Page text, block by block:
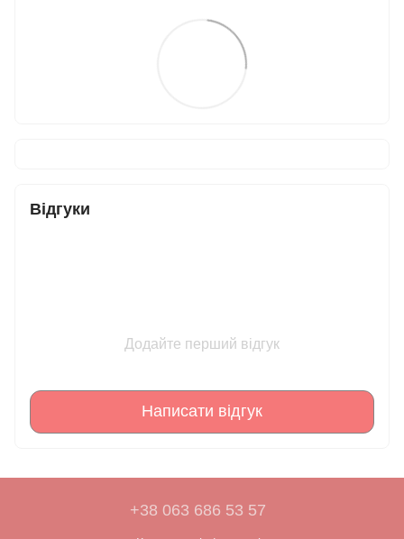
Відгуки
Додайте перший відгук
Написати відгук
+38 063 686 53 57